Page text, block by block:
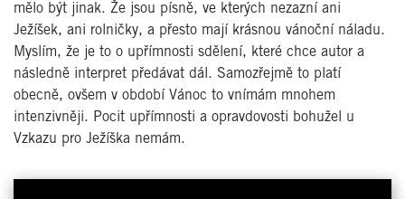
mělo být jinak. Že jsou písně, ve kterých nezazní ani
Ježíšek, ani rolničky, a přesto mají krásnou vánoční náladu.
Myslím, že je to o upřímnosti sdělení, které chce autor a
následně interpret předávat dál. Samozřejmě to platí
obecně, ovšem v období Vánoc to vnímám mnohem
intenzivněji. Pocit upřímnosti a opravdovosti bohužel u
Vzkazu pro Ježíška nemám.